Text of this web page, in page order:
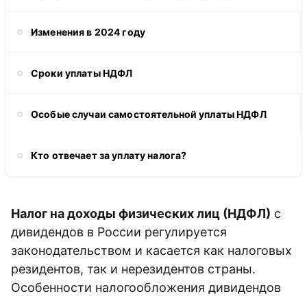
Изменения в 2024 году
Сроки уплаты НДФЛ
Особые случаи самостоятельной уплаты НДФЛ
Кто отвечает за уплату налога?
Налог на доходы физических лиц (НДФЛ) с
дивидендов в России регулируется
законодательством и касается как налоговых
резидентов, так и нерезидентов страны.
Особенности налогообложения дивидендов